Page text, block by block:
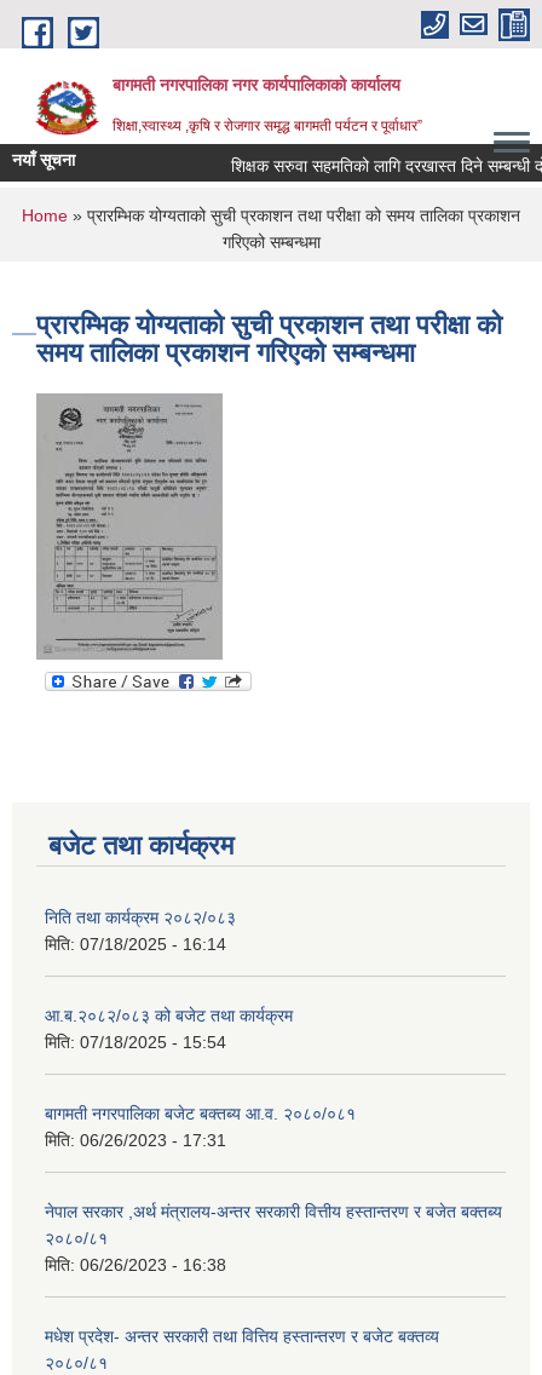
Skip to main content
बागमती नगरपालिका नगर कार्यपालिकाको कार्यालय
शिक्षा,स्वास्थ्य ,कृषि र रोजगार समृद्ध बागमती पर्यटन र पूर्वाधार”
नयाँ सूचना शिक्षक सरुवा सहमतिको लागि दरखास्त दिने
You are here
Home » प्रारम्भिक योग्यताको सुची प्रकाशन तथा परीक्षा को समय तालिका प्रकाशन
गरिएको सम्बन्धमा
प्रारम्भिक योग्यताको सुची प्रकाशन तथा परीक्षा को
समय तालिका प्रकाशन गरिएको सम्बन्धमा
बजेट तथा कार्यक्रम
निति तथा कार्यक्रम २०८२/०८३
मिति: 07/18/2025 - 16:14
आ.ब.२०८२/०८३ को बजेट तथा कार्यक्रम
मिति: 07/18/2025 - 15:54
बागमती नगरपालिका बजेट बक्तब्य आ.व. २०८०/०८१
मिति: 06/26/2023 - 17:31
नेपाल सरकार ,अर्थ मंत्रालय-अन्तर सरकारी वित्तीय हस्तान्तरण र बजेत बक्तब्य
२०८०/८१
मिति: 06/26/2023 - 16:38
मधेश प्रदेश- अन्तर सरकारी तथा वित्तिय हस्तान्तरण र बजेट बक्तव्य
२०८०/८१